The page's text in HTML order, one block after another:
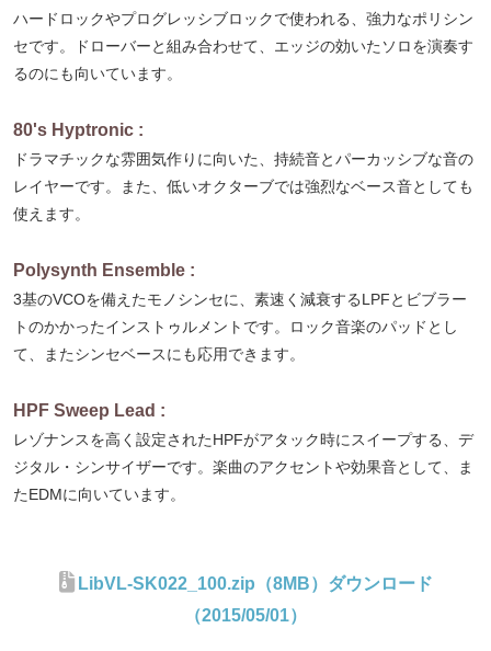
ハードロックやプログレッシブロックで使われる、強力なポリシン
セです。ドローバーと組み合わせて、エッジの効いたソロを演奏す
るのにも向いています。
80's Hyptronic :
ドラマチックな雰囲気作りに向いた、持続音とパーカッシブな音の
レイヤーです。また、低いオクターブでは強烈なベース音としても
使えます。
Polysynth Ensemble :
3基のVCOを備えたモノシンセに、素速く減衰するLPFとビブラー
トのかかったインストゥルメントです。ロック音楽のパッドとし
て、またシンセベースにも応用できます。
HPF Sweep Lead :
レゾナンスを高く設定されたHPFがアタック時にスイープする、デ
ジタル・シンサイザーです。楽曲のアクセントや効果音として、ま
たEDMに向いています。
LibVL-SK022_100.zip（8MB）ダウンロード
（2015/05/01）